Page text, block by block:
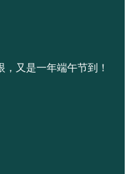
，又是一年端午节到！